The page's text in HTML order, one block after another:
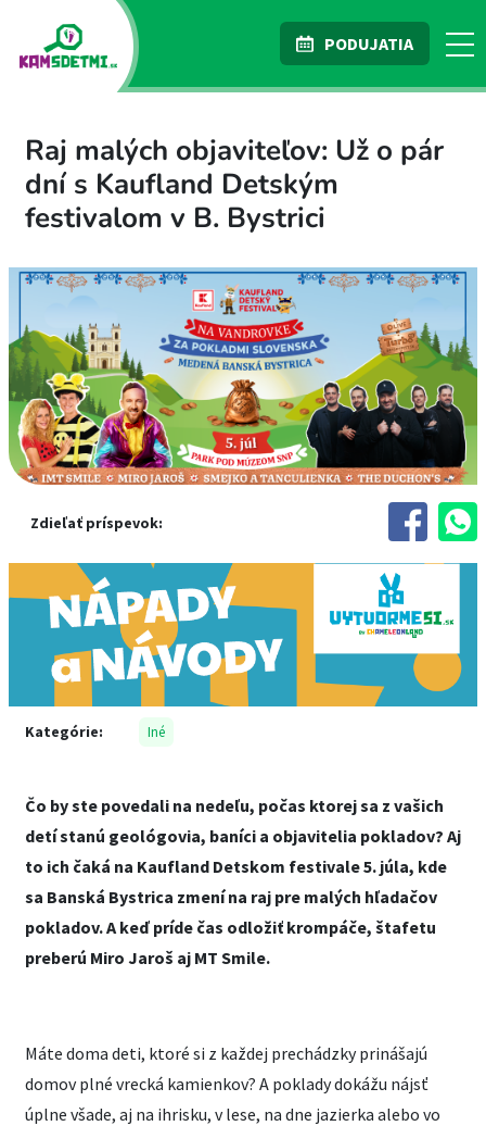
PODUJATIA
Raj malých objaviteľov: Už o pár
dní s Kaufland Detským
festivalom v B. Bystrici
Zdieľať príspevok:
Kategórie: Iné
Čo by ste povedali na nedeľu, počas ktorej sa z vašich
detí stanú geológovia, baníci a objavitelia pokladov? Aj
to ich čaká na Kaufland Detskom festivale 5. júla, kde
sa Banská Bystrica zmení na raj pre malých hľadačov
pokladov. A keď príde čas odložiť krompáče, štafetu
preberú Miro Jaroš aj MT Smile.
Máte doma deti, ktoré si z každej prechádzky prinášajú
domov plné vrecká kamienkov? A poklady dokážu nájsť
úplne všade, aj na ihrisku, v lese, na dne jazierka alebo vo